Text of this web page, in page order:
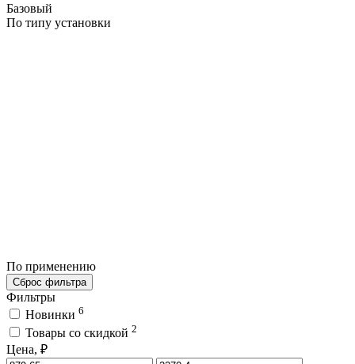
Базовый
По типу установки
По применению
Сброс фильтра
Фильтры
Новинки 6
Товары со скидкой 2
Цена, ₽